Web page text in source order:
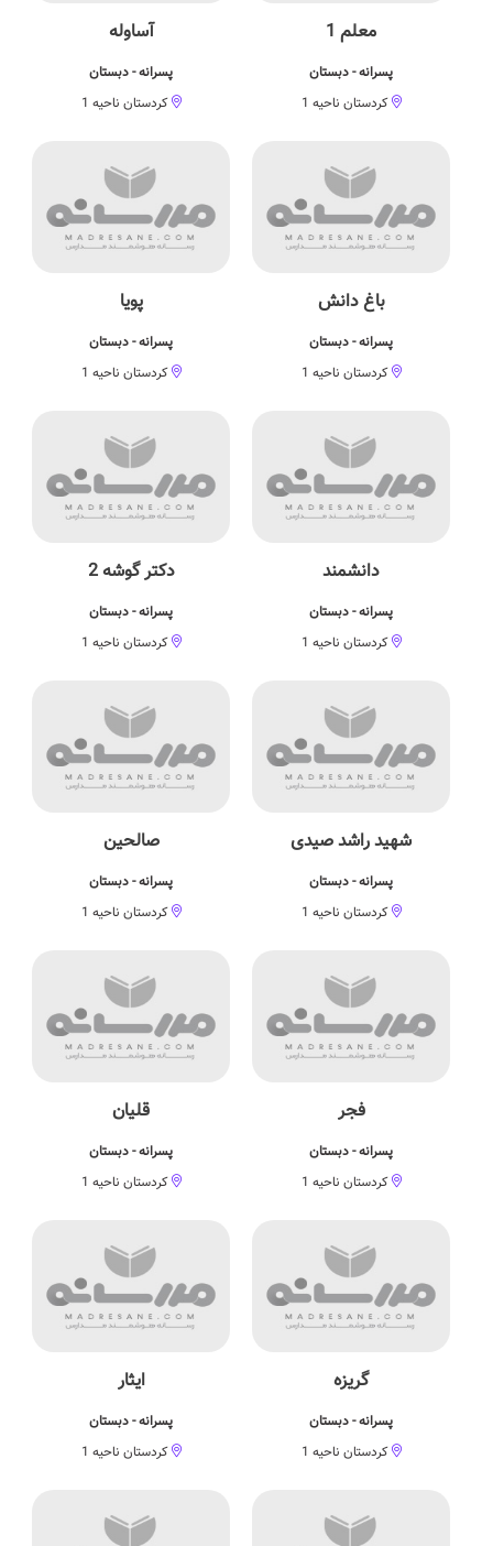
معلم 1
پسرانه - دبستان
کردستان ناحیه 1
آساوله
پسرانه - دبستان
کردستان ناحیه 1
باغ دانش
پسرانه - دبستان
کردستان ناحیه 1
پویا
پسرانه - دبستان
کردستان ناحیه 1
دانشمند
پسرانه - دبستان
کردستان ناحیه 1
دکتر گوشه 2
پسرانه - دبستان
کردستان ناحیه 1
شهید راشد صیدی
پسرانه - دبستان
کردستان ناحیه 1
صالحین
پسرانه - دبستان
کردستان ناحیه 1
فجر
پسرانه - دبستان
کردستان ناحیه 1
قلیان
پسرانه - دبستان
کردستان ناحیه 1
گریزه
پسرانه - دبستان
کردستان ناحیه 1
ایثار
پسرانه - دبستان
کردستان ناحیه 1